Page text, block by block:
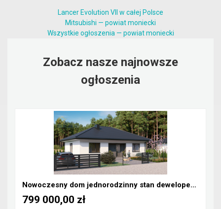
Lancer Evolution VII w całej Polsce
Mitsubishi — powiat moniecki
Wszystkie ogłoszenia — powiat moniecki
Zobacz nasze najnowsze
ogłoszenia
Nowoczesny dom jednorodzinny stan deweloperski
799 000,00 zł